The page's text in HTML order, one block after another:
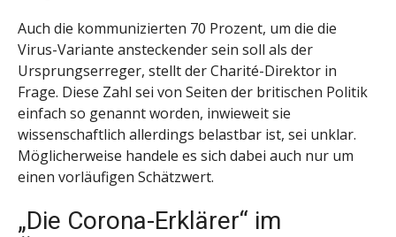
Auch die kommunizierten 70 Prozent, um die die
Virus-Variante ansteckender sein soll als der
Ursprungserreger, stellt der Charité-Direktor in
Frage. Diese Zahl sei von Seiten der britischen Politik
einfach so genannt worden, inwieweit sie
wissenschaftlich allerdings belastbar ist, sei unklar.
Möglicherweise handele es sich dabei auch nur um
einen vorläufigen Schätzwert.
„Die Corona-Erklärer“ im